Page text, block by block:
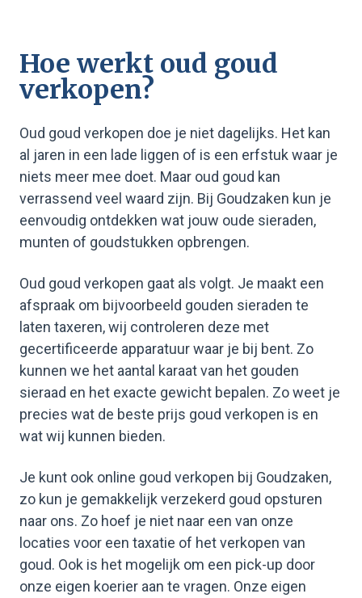
Hoe werkt oud goud
verkopen?
Oud goud verkopen doe je niet dagelijks. Het kan
al jaren in een lade liggen of is een erfstuk waar je
niets meer mee doet. Maar oud goud kan
verrassend veel waard zijn. Bij Goudzaken kun je
eenvoudig ontdekken wat jouw oude sieraden,
munten of goudstukken opbrengen.
Oud goud verkopen gaat als volgt. Je maakt een
afspraak om bijvoorbeeld gouden sieraden te
laten taxeren, wij controleren deze met
gecertificeerde apparatuur waar je bij bent. Zo
kunnen we het aantal karaat van het gouden
sieraad en het exacte gewicht bepalen. Zo weet je
precies wat de beste prijs goud verkopen is en
wat wij kunnen bieden.
Je kunt ook online goud verkopen bij Goudzaken,
zo kun je gemakkelijk verzekerd goud opsturen
naar ons. Zo hoef je niet naar een van onze
locaties voor een taxatie of het verkopen van
goud. Ook is het mogelijk om een pick-up door
onze eigen koerier aan te vragen. Onze eigen